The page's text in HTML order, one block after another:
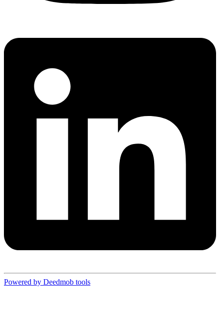
Powered by Deedmob tools